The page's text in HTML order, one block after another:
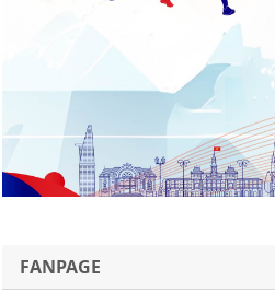
FANPAGE